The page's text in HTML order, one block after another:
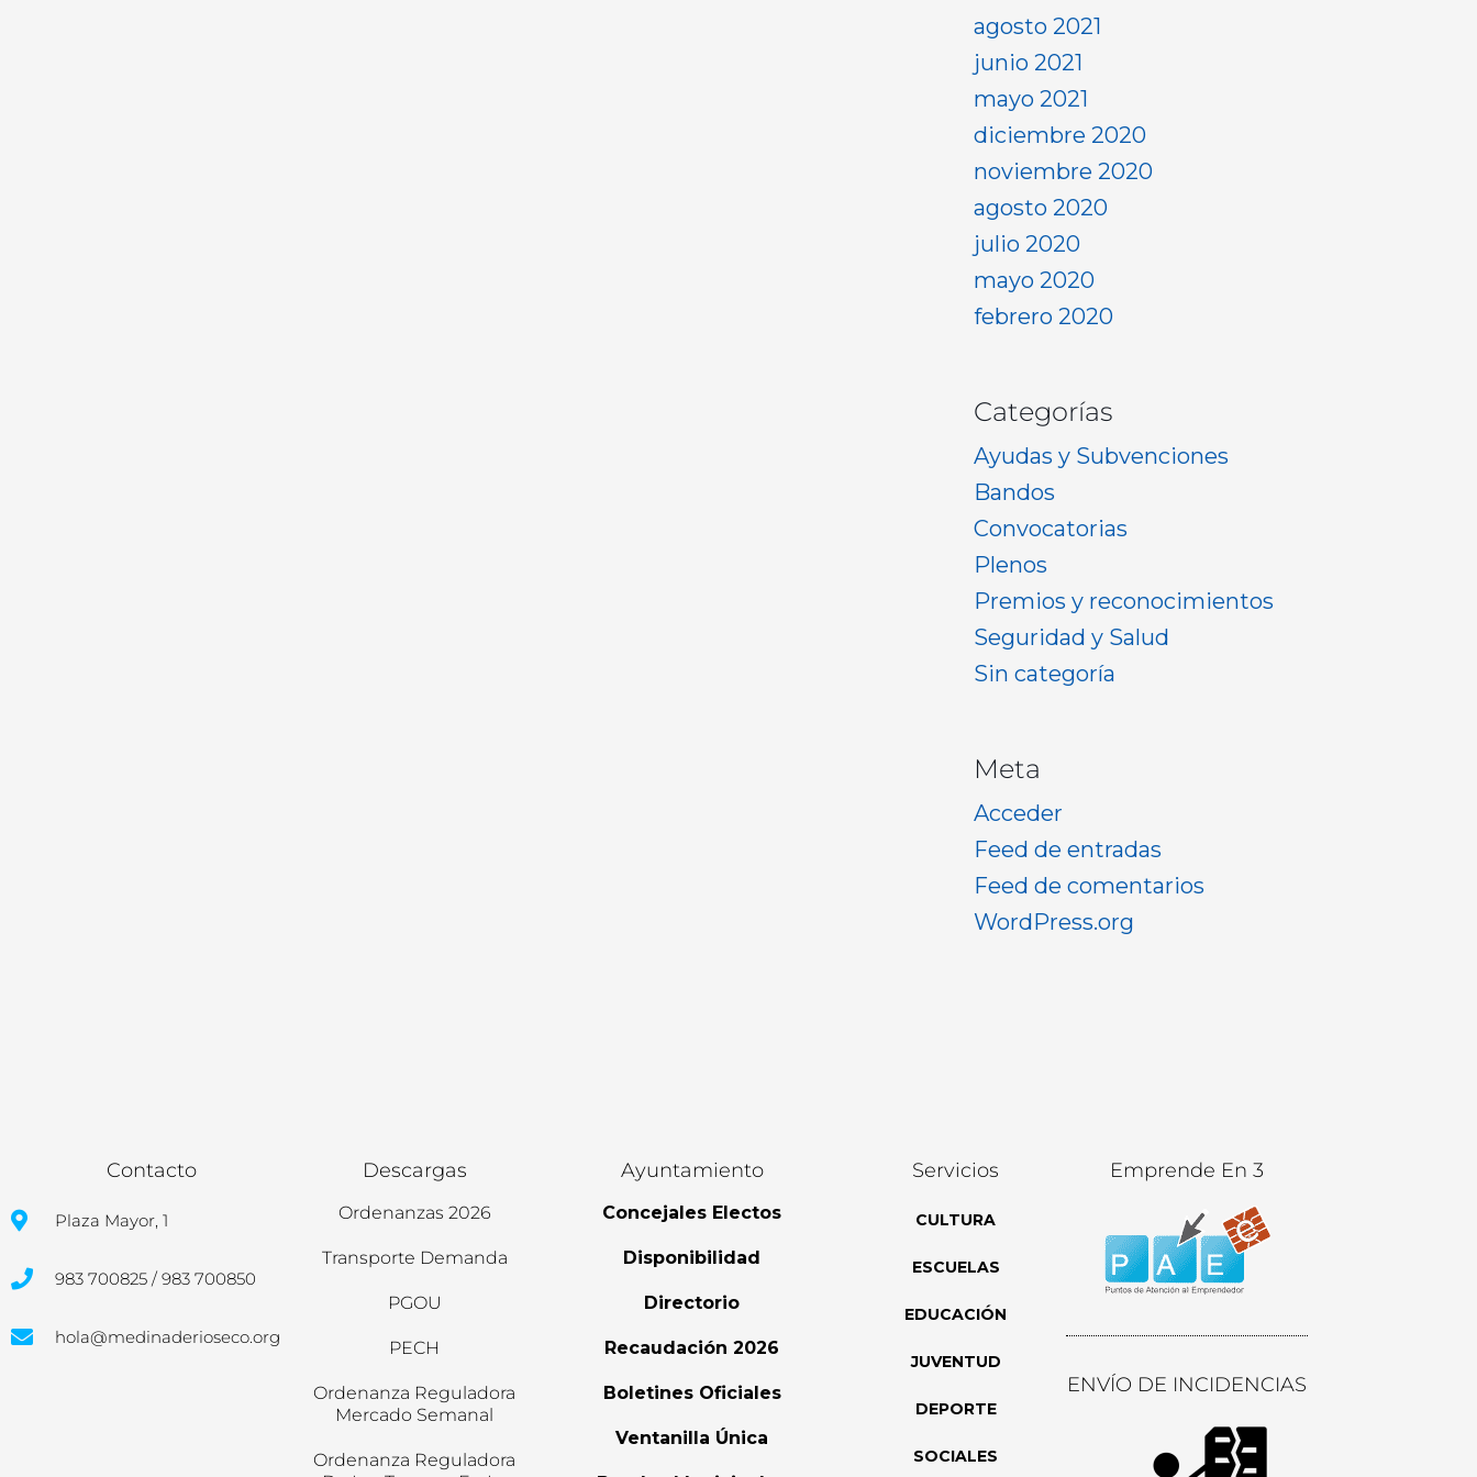
agosto 2021
junio 2021
mayo 2021
diciembre 2020
noviembre 2020
agosto 2020
julio 2020
mayo 2020
febrero 2020
Categorías
Ayudas y Subvenciones
Bandos
Convocatorias
Plenos
Premios y reconocimientos
Seguridad y Salud
Sin categoría
Meta
Acceder
Feed de entradas
Feed de comentarios
WordPress.org
Contacto
Plaza Mayor, 1
983 700825 / 983 700850
hola@medinaderioseco.org
Descargas
Ordenanzas 2026
Transporte Demanda
PGOU
PECH
Ordenanza Reguladora
Mercado Semanal
Ordenanza Reguladora
Ayuntamiento
Concejales Electos
Disponibilidad
Directorio
Recaudación 2026
Boletines Oficiales
Ventanilla Única
Servicios
CULTURA
ESCUELAS
EDUCACIÓN
JUVENTUD
DEPORTE
SOCIALES
Emprende En 3
ENVÍO DE INCIDENCIAS